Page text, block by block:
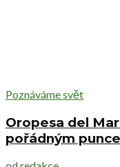
Poznáváme svět
Oropesa del
pořádným